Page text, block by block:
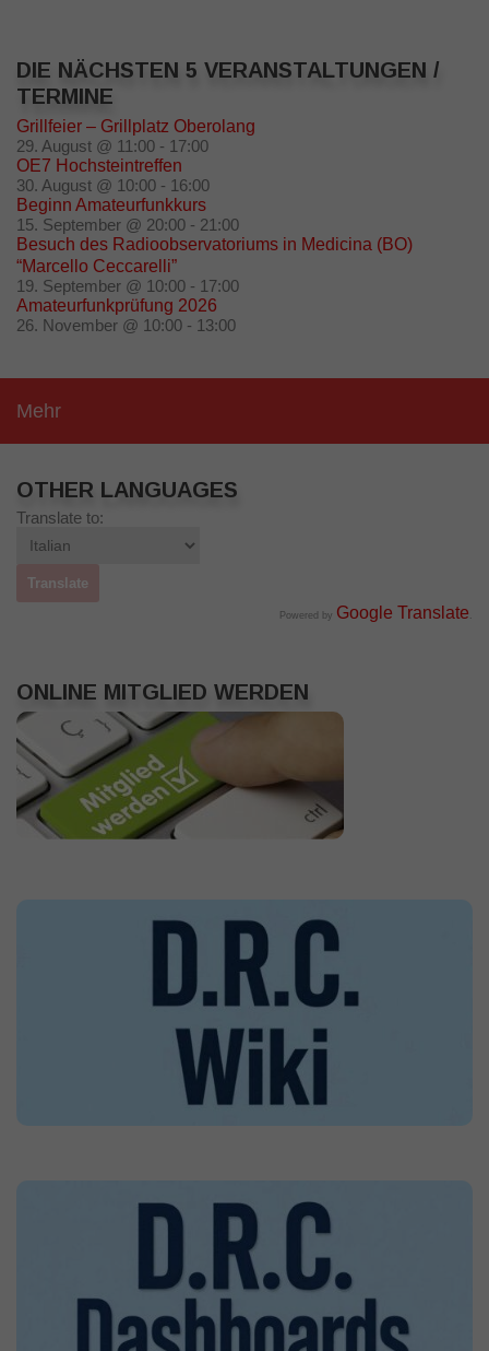
DIE NÄCHSTEN 5 VERANSTALTUNGEN /
TERMINE
Grillfeier – Grillplatz Oberolang
29. August @ 11:00 - 17:00
OE7 Hochsteintreffen
30. August @ 10:00 - 16:00
Beginn Amateurfunkkurs
15. September @ 20:00 - 21:00
Besuch des Radioobservatoriums in Medicina (BO)
“Marcello Ceccarelli”
19. September @ 10:00 - 17:00
Amateurfunkprüfung 2026
26. November @ 10:00 - 13:00
Mehr
OTHER LANGUAGES
Translate to:
Powered by Google Translate .
ONLINE MITGLIED WERDEN